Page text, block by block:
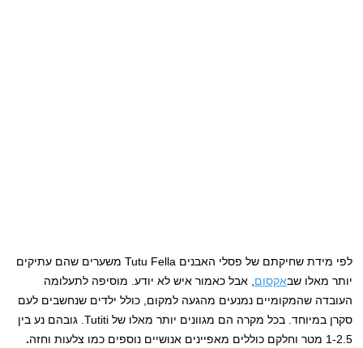
לפי מידת שחיקתם של פסלי האבנים Tutu Fella משערים שהם עתיקים
יותר מאלו שבאקסום , אבל כאמור איש לא יודע. מוסיפה לתעלומה
העובדה שהמקומיים נמנעים מהגעה למקום, כולל ילדים שנחשבים לעם
סקרן במיוחד. בכל מקרה הם מגוונים יותר מאלו של Tutiti. גובהם נע בין
1-2.5 מטר וחלקם כוללים מאפיינים אנושיים נוספים כמו צלעות וחזה
.